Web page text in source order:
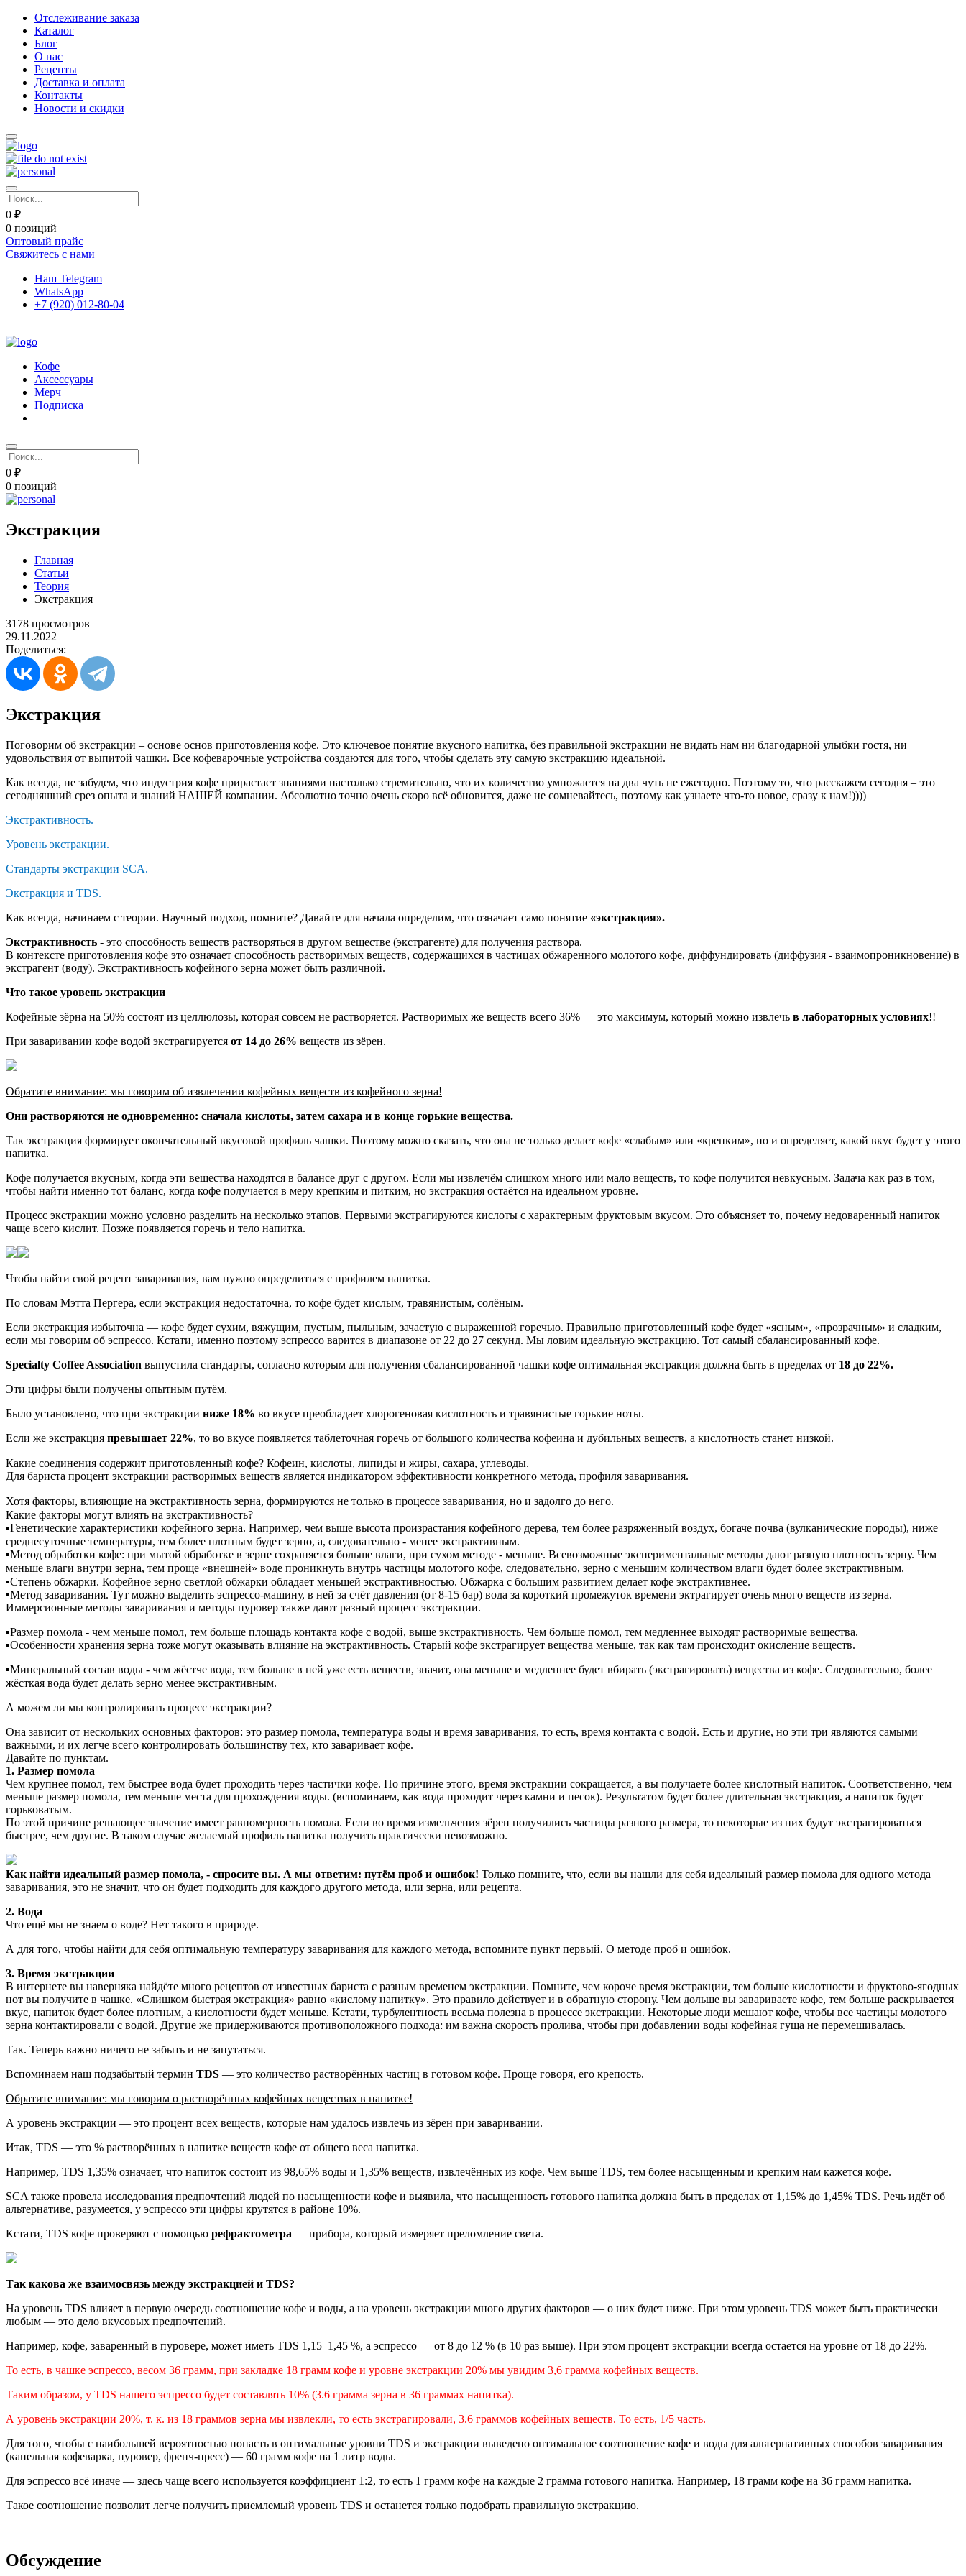
Отслеживание заказа
Каталог
Блог
О нас
Рецепты
Доставка и оплата
Контакты
Новости и скидки
0 ₽
0 позиций
Оптовый прайс
Свяжитесь с нами
Наш Telegram
WhatsApp
+7 (920) 012-80-04
Кофе
Аксессуары
Мерч
Подписка
0 ₽
0 позиций
Экстракция
Главная
Статьи
Теория
Экстракция
3178 просмотров
29.11.2022
Поделиться:
Экстракция
Поговорим об экстракции – основе основ приготовления кофе. Это ключевое понятие вкусного напитка, без правильной экстракции не видать нам ни благодарной улыбки гостя, ни
удовольствия от выпитой чашки. Все кофеварочные устройства создаются для того, чтобы сделать эту самую экстракцию идеальной.
Как всегда, не забудем, что индустрия кофе прирастает знаниями настолько стремительно, что их количество умножается на два чуть не ежегодно. Поэтому то, что расскажем сегодня – это
сегодняшний срез опыта и знаний НАШЕЙ компании. Абсолютно точно очень скоро всё обновится, даже не сомневайтесь, поэтому как узнаете что-то новое, сразу к нам!))))
Экстрактивность.
Уровень экстракции.
Стандарты экстракции SCA.
Экстракция и TDS.
Как всегда, начинаем с теории. Научный подход, помните? Давайте для начала определим, что означает само понятие «экстракция».
Экстрактивность - это способность веществ растворяться в другом веществе (экстрагенте) для получения раствора.
В контексте приготовления кофе это означает способность растворимых веществ, содержащихся в частицах обжаренного молотого кофе, диффундировать (диффузия - взаимопроникновение) в
экстрагент (воду). Экстрактивность кофейного зерна может быть различной.
Что такое уровень экстракции
Кофейные зёрна на 50% состоят из целлюлозы, которая совсем не растворяется. Растворимых же веществ всего 36% — это максимум, который можно извлечь в лабораторных условиях!!
При заваривании кофе водой экстрагируется от 14 до 26% веществ из зёрен.
Обратите внимание: мы говорим об извлечении кофейных веществ из кофейного зерна!
Они растворяются не одновременно: сначала кислоты, затем сахара и в конце горькие вещества.
Так экстракция формирует окончательный вкусовой профиль чашки. Поэтому можно сказать, что она не только делает кофе «слабым» или «крепким», но и определяет, какой вкус будет у этого
напитка.
Кофе получается вкусным, когда эти вещества находятся в балансе друг с другом. Если мы извлечём слишком много или мало веществ, то кофе получится невкусным. Задача как раз в том,
чтобы найти именно тот баланс, когда кофе получается в меру крепким и питким, но экстракция остаётся на идеальном уровне.
Процесс экстракции можно условно разделить на несколько этапов. Первыми экстрагируются кислоты с характерным фруктовым вкусом. Это объясняет то, почему недоваренный напиток
чаще всего кислит. Позже появляется горечь и тело напитка.
Чтобы найти свой рецепт заваривания, вам нужно определиться с профилем напитка.
По словам Мэтта Пергера, если экстракция недостаточна, то кофе будет кислым, травянистым, солёным.
Если экстракция избыточна — кофе будет сухим, вяжущим, пустым, пыльным, зачастую с выраженной горечью. Правильно приготовленный кофе будет «ясным», «прозрачным» и сладким,
если мы говорим об эспрессо. Кстати, именно поэтому эспрессо варится в диапазоне от 22 до 27 секунд. Мы ловим идеальную экстракцию. Тот самый сбалансированный кофе.
Specialty Coffee Association выпустила стандарты, согласно которым для получения сбалансированной чашки кофе оптимальная экстракция должна быть в пределах от 18 до 22%.
Эти цифры были получены опытным путём.
Было установлено, что при экстракции ниже 18% во вкусе преобладает хлорогеновая кислотность и травянистые горькие ноты.
Если же экстракция превышает 22%, то во вкусе появляется таблеточная горечь от большого количества кофеина и дубильных веществ, а кислотность станет низкой.
Какие соединения содержит приготовленный кофе? Кофеин, кислоты, липиды и жиры, сахара, углеводы.
Для бариста процент экстракции растворимых веществ является индикатором эффективности конкретного метода, профиля заваривания.
Хотя факторы, влияющие на экстрактивность зерна, формируются не только в процессе заваривания, но и задолго до него.
Какие факторы могут влиять на экстрактивность?
▪Генетические характеристики кофейного зерна. Например, чем выше высота произрастания кофейного дерева, тем более разряженный воздух, богаче почва (вулканические породы), ниже
среднесуточные температуры, тем более плотным будет зерно, а, следовательно - менее экстрактивным.
▪Метод обработки кофе: при мытой обработке в зерне сохраняется больше влаги, при сухом методе - меньше. Всевозможные экспериментальные методы дают разную плотность зерну. Чем
меньше влаги внутри зерна, тем проще «внешней» воде проникнуть внутрь частицы молотого кофе, следовательно, зерно с меньшим количеством влаги будет более экстрактивным.
▪Степень обжарки. Кофейное зерно светлой обжарки обладает меньшей экстрактивностью. Обжарка с большим развитием делает кофе экстрактивнее.
▪Метод заваривания. Тут можно выделить эспрессо-машину, в ней за счёт давления (от 8-15 бар) вода за короткий промежуток времени эктрагирует очень много веществ из зерна.
Иммерсионные методы заваривания и методы пуровер также дают разный процесс экстракции.
▪Размер помола - чем меньше помол, тем больше площадь контакта кофе с водой, выше экстрактивность. Чем больше помол, тем медленнее выходят растворимые вещества.
▪Особенности хранения зерна тоже могут оказывать влияние на экстрактивность. Старый кофе экстрагирует вещества меньше, так как там происходит окисление веществ.
▪Минеральный состав воды - чем жёстче вода, тем больше в ней уже есть веществ, значит, она меньше и медленнее будет вбирать (экстрагировать) вещества из кофе. Следовательно, более
жёсткая вода будет делать зерно менее экстрактивным.
А можем ли мы контролировать процесс экстракции?
Она зависит от нескольких основных факторов: это размер помола, температура воды и время заваривания, то есть, время контакта с водой. Есть и другие, но эти три являются самыми
важными, и их легче всего контролировать большинству тех, кто заваривает кофе.
Давайте по пунктам.
1. Размер помола
Чем крупнее помол, тем быстрее вода будет проходить через частички кофе. По причине этого, время экстракции сокращается, а вы получаете более кислотный напиток. Соответственно, чем
меньше размер помола, тем меньше места для прохождения воды. (вспоминаем, как вода проходит через камни и песок). Результатом будет более длительная экстракция, а напиток будет
горьковатым.
По этой причине решающее значение имеет равномерность помола. Если во время измельчения зёрен получились частицы разного размера, то некоторые из них будут экстрагироваться
быстрее, чем другие. В таком случае желаемый профиль напитка получить практически невозможно.
Как найти идеальный размер помола, - спросите вы. А мы ответим: путём проб и ошибок! Только помните, что, если вы нашли для себя идеальный размер помола для одного метода
заваривания, это не значит, что он будет подходить для каждого другого метода, или зерна, или рецепта.
2. Вода
Что ещё мы не знаем о воде? Нет такого в природе.
А для того, чтобы найти для себя оптимальную температуру заваривания для каждого метода, вспомните пункт первый. О методе проб и ошибок.
3. Время экстракции
В интернете вы наверняка найдёте много рецептов от известных бариста с разным временем экстракции. Помните, чем короче время экстракции, тем больше кислотности и фруктово-ягодных
нот вы получите в чашке. «Слишком быстрая экстракция» равно «кислому напитку». Это правило действует и в обратную сторону. Чем дольше вы завариваете кофе, тем больше раскрывается
вкус, напиток будет более плотным, а кислотности будет меньше. Кстати, турбулентность весьма полезна в процессе экстракции. Некоторые люди мешают кофе, чтобы все частицы молотого
зерна контактировали с водой. Другие же придерживаются противоположного подхода: им важна скорость пролива, чтобы при добавлении воды кофейная гуща не перемешивалась.
Так. Теперь важно ничего не забыть и не запутаться.
Вспоминаем наш подзабытый термин TDS — это количество растворённых частиц в готовом кофе. Проще говоря, его крепость.
Обратите внимание: мы говорим о растворённых кофейных веществах в напитке!
А уровень экстракции — это процент всех веществ, которые нам удалось извлечь из зёрен при заваривании.
Итак, TDS — это % растворённых в напитке веществ кофе от общего веса напитка.
Например, TDS 1,35% означает, что напиток состоит из 98,65% воды и 1,35% веществ, извлечённых из кофе. Чем выше TDS, тем более насыщенным и крепким нам кажется кофе.
SCA также провела исследования предпочтений людей по насыщенности кофе и выявила, что насыщенность готового напитка должна быть в пределах от 1,15% до 1,45% TDS. Речь идёт об
альтернативе, разумеется, у эспрессо эти цифры крутятся в районе 10%.
Кстати, TDS кофе проверяют с помощью рефрактометра — прибора, который измеряет преломление света.
Так какова же взаимосвязь между экстракцией и TDS?
На уровень TDS влияет в первую очередь соотношение кофе и воды, а на уровень экстракции много других факторов — о них будет ниже. При этом уровень TDS может быть практически
любым — это дело вкусовых предпочтений.
Например, кофе, заваренный в пуровере, может иметь TDS 1,15–1,45 %, а эспрессо — от 8 до 12 % (в 10 раз выше). При этом процент экстракции всегда остается на уровне от 18 до 22%.
То есть, в чашке эспрессо, весом 36 грамм, при закладке 18 грамм кофе и уровне экстракции 20% мы увидим 3,6 грамма кофейных веществ.
Таким образом, у TDS нашего эспрессо будет составлять 10% (3.6 грамма зерна в 36 граммах напитка).
А уровень экстракции 20%, т. к. из 18 граммов зерна мы извлекли, то есть экстрагировали, 3.6 граммов кофейных веществ. То есть, 1/5 часть.
Для того, чтобы с наибольшей вероятностью попасть в оптимальные уровни TDS и экстракции выведено оптимальное соотношение кофе и воды для альтернативных способов заваривания
(капельная кофеварка, пуровер, френч-пресс) — 60 грамм кофе на 1 литр воды.
Для эспрессо всё иначе — здесь чаще всего используется коэффициент 1:2, то есть 1 грамм кофе на каждые 2 грамма готового напитка. Например, 18 грамм кофе на 36 грамм напитка.
Такое соотношение позволит легче получить приемлемый уровень TDS и останется только подобрать правильную экстракцию.
Обсуждение